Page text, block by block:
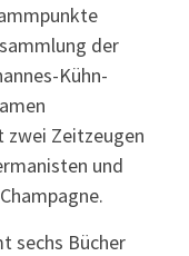
der
Kühn-
zwei Zeitzeugen
und
sechs Bücher